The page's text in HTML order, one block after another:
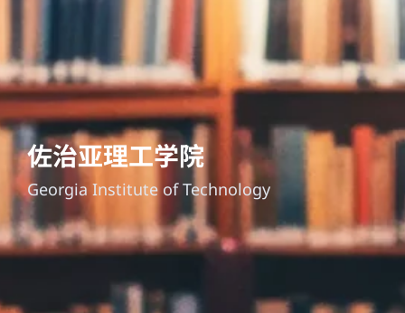
佐治亚理工学院
Georgia Institute of Technology